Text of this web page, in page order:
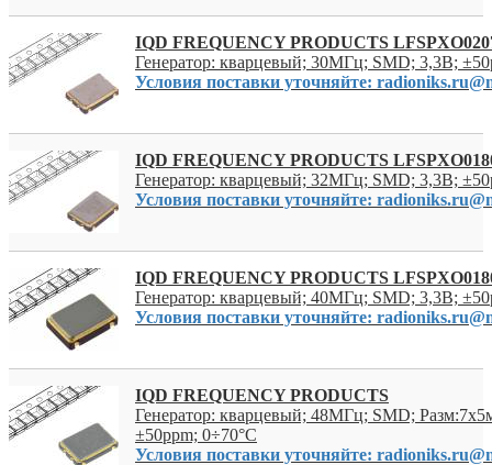
IQD FREQUENCY PRODUCTS
Генератор: кварцевый; 30МГц; SMD; 3,3В;
Условия поставки уточняйте:
IQD FREQUENCY PRODUCTS
Генератор: кварцевый; 32МГц; SMD; 3,3В;
Условия поставки уточняйте:
IQD FREQUENCY PRODUCTS
Генератор: кварцевый; 40МГц; SMD; 3,3В;
Условия поставки уточняйте:
IQD FREQUENCY PRODUCTS
Генератор: кварцевый; 48МГц; SMD;
±50ppm; 0÷70°C
Условия поставки уточняйте: